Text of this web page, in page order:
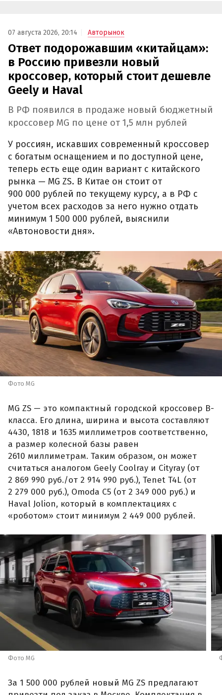
07 августа 2026, 20:14 Авторынок
Ответ подорожавшим «китайцам»:
в Россию привезли новый
кроссовер, который стоит дешевле
Geely и Haval
В РФ появился в продаже новый бюджетный
кроссовер MG по цене от 1,5 млн рублей
У россиян, искавших современный кроссовер
с богатым оснащением и по доступной цене,
теперь есть еще один вариант с китайского
рынка — MG ZS. В Китае он стоит от
900 000 рублей по текущему курсу, а в РФ с
учетом всех расходов за него нужно отдать
минимум 1 500 000 рублей, выяснили
«Автоновости дня».
Фото MG
MG ZS — это компактный городской кроссовер B-
класса. Его длина, ширина и высота составляют
4430, 1818 и 1635 миллиметров соответственно,
а размер колесной базы равен
2610 миллиметрам. Таким образом, он может
считаться аналогом Geely Coolray и Cityray (от
2 869 990 руб./от 2 914 990 руб.), Tenet T4L (от
2 279 000 руб.), Omoda C5 (от 2 349 000 руб.) и
Haval Jolion, который в комплектациях с
«роботом» стоит минимум 2 449 000 рублей.
Фото MG
За 1 500 000 рублей новый MG ZS предлагают